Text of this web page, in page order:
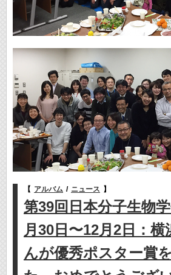
【 アルバム / ニュース 】
第39回日本分子生物
月30日〜12月2日：横
んが優秀ポスター賞